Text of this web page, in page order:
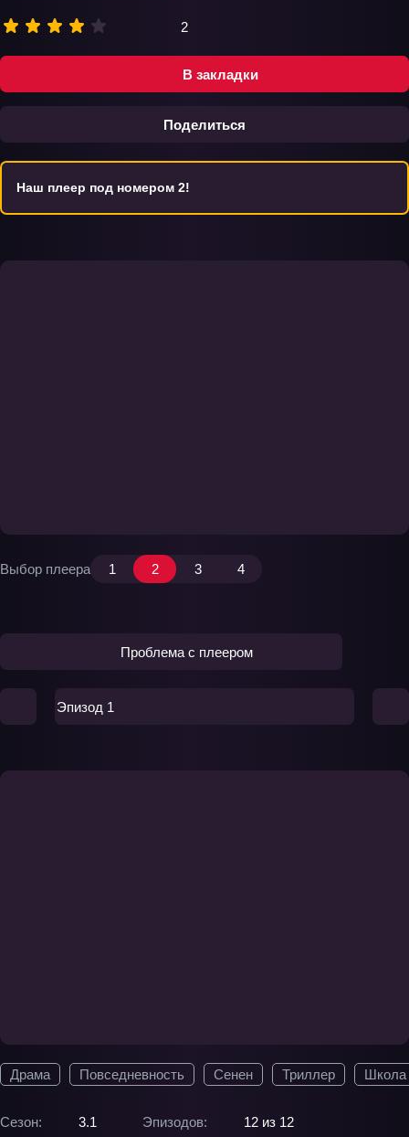
В закладки
Поделиться
2
Драма Повседневность Сенен Триллер Школа
Сезон: 3.1 Эпизодов:
12 из 12
Наш плеер под номером 2!
Выбор плеера 1 2 3 4
Проблема с плеером
Эпизод 1